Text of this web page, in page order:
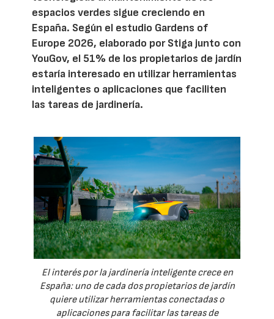
espacios verdes sigue creciendo en
España. Según el estudio Gardens of
Europe 2026, elaborado por Stiga junto con
YouGov, el 51% de los propietarios de jardín
estaría interesado en utilizar herramientas
inteligentes o aplicaciones que faciliten
las tareas de jardinería.
El interés por la jardinería inteligente crece en
España: uno de cada dos propietarios de jardín
quiere utilizar herramientas conectadas o
aplicaciones para facilitar las tareas de